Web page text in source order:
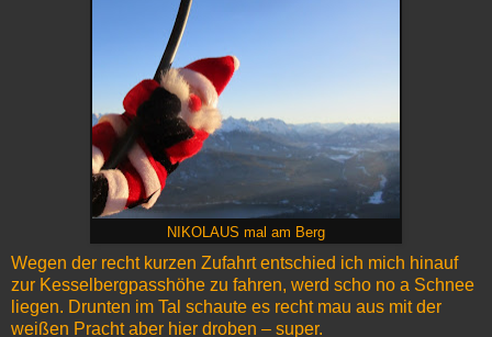
NIKOLAUS mal am Berg
Wegen der recht kurzen Zufahrt entschied ich mich hinauf
zur Kesselbergpasshöhe zu fahren, werd scho no a Schnee
liegen. Drunten im Tal schaute es recht mau aus mit der
weißen Pracht aber hier droben – super.